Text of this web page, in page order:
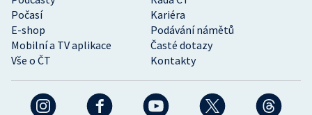
Počasí
Kariéra
E-shop
Podávání námětů
Mobilní a TV aplikace
Časté dotazy
Vše o ČT
Kontakty